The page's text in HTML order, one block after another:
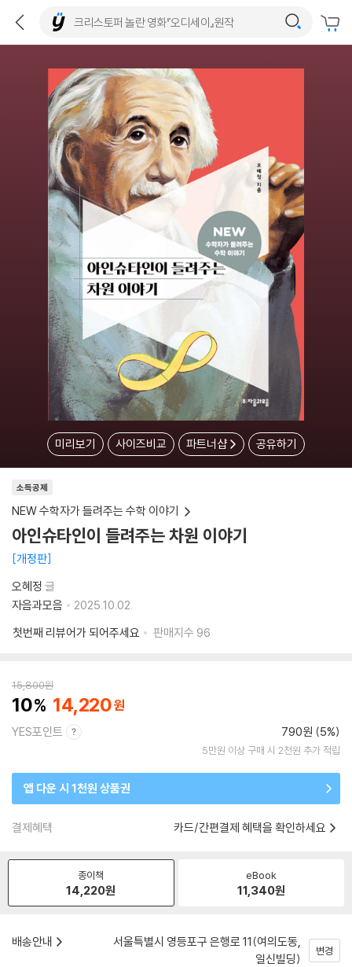
미리보기 사이즈비교 파트너샵 공유하기
소득공제
NEW 수학자가 들려주는 수학 이야기
아인슈타인이 들려주는 차원 이야기
개정판
오혜정 글
자음과모음
2025.10.02.
첫번째 리뷰어가 되어주세요
판매지수 96
15,800원
10 14,220
YES포인트 790원 (5%)
5만원 이상 구매 시 2천원 추가 적립
앱 다운 시 1천원 상품권
결제혜택 카드/간편결제 혜택을 확인하세요
종이책
14,220원
eBook
11,340원
배송안내
서울특별시 영등포구 은행로 11(여의도동,
일신빌딩)
변경